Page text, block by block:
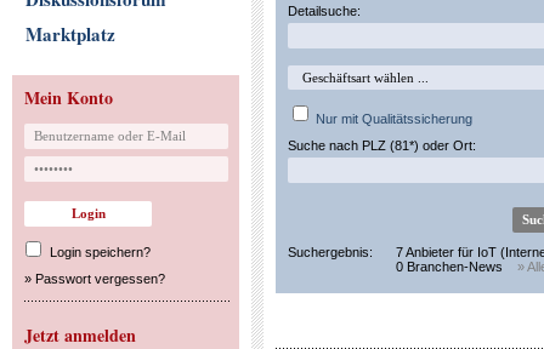
Marktplatz
Mein Konto
Login speichern?
» Passwort vergessen?
Jetzt anmelden
Detailsuche:
Nur mit Qualitätssicherung
Suche nach PLZ (81*) oder Ort:
Suchergebnis:
7 Anbieter für IoT
0 Branchen-News
»